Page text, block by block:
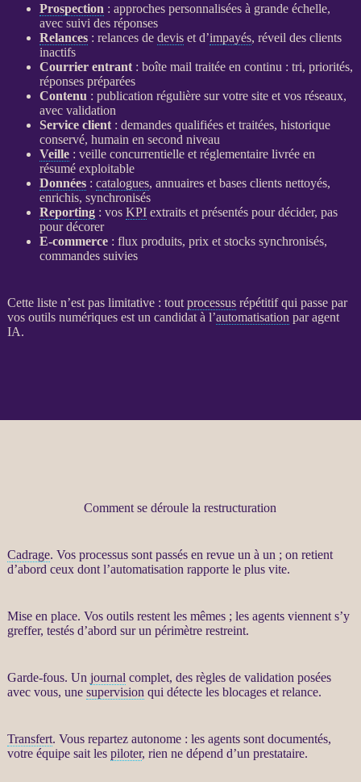
Prospection : approches personnalisées à grande échelle,
avec suivi des réponses
Relances: relancesde deviset d’impayés, réveil des clients
inactifs
Courrier entrant: boîte mail traitée en continu : tri, priorités,
réponses préparées
Contenu : publication régulière sur votre site et vos réseaux,
avec validation
Service client: demandes qualifiées et traitées, historique
conservé, humain en second niveau
Veille: veille concurrentielleet réglementaire livrée en
résumé exploitable
Données: catalogues, annuaires et bases clients nettoyés,
enrichis, synchronisés
Reporting: vos KPIextraits et présentés pour décider, pas
pour décorer
E-commerce: fluxproduits, prix et stocks synchronisés,
commandes suivies
Cette liste n’est pas limitative : tout processusrépétitif qui passe par
vos outils numériques est un candidat à l’automatisation paragent
IA.
Comment se déroule la restructuration
Cadrage. Vos processussont passés en revue un à un ; on retient
d’abord ceux dont l’automatisation rapporte le plus vite.
Mise en place. Vos outils restent les mêmes ; les agentsviennent s’y
greffer, testés d’abord sur un périmètre restreint.
Garde-fous. Un journal complet, des règles de validation posées
avec vous, une supervision qui détecte les blocages et relance.
Transfert. Vous repartez autonome : les agentssont documentés,
votre équipe sait les piloter, rien ne dépend d’un prestataire.